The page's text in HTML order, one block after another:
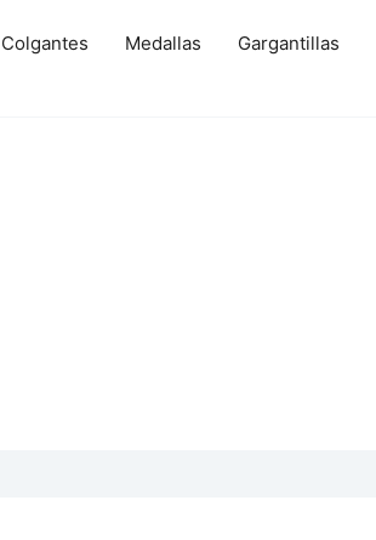
Colgantes Medallas Gargantillas